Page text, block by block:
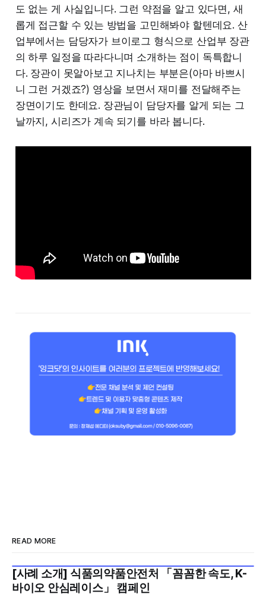
도 없는 게 사실입니다. 그런 약점을 알고 있다면, 새
롭게 접근할 수 있는 방법을 고민해봐야 할텐데요. 산
업부에서는 담당자가 브이로그 형식으로 산업부 장관
의 하루 일정을 따라다니며 소개하는 점이 독특합니
다. 장관이 못알아보고 지나치는 부분은(아마 바쁘시
니 그런 거겠죠?) 영상을 보면서 재미를 전달해주는
장면이기도 한데요. 장관님이 담당자를 알게 되는 그
날까지, 시리즈가 계속 되기를 바라 봅니다.
READ MORE
2026년 7월 5주
[사례 소개] 식품의약품안전처 「꼼꼼한 속도, K-
바이오 안심레이스」 캠페인